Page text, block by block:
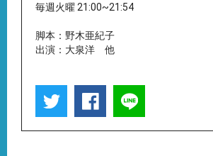
毎週火曜 21:00~21:54
脚本：野木亜紀子
出演：大泉洋 他